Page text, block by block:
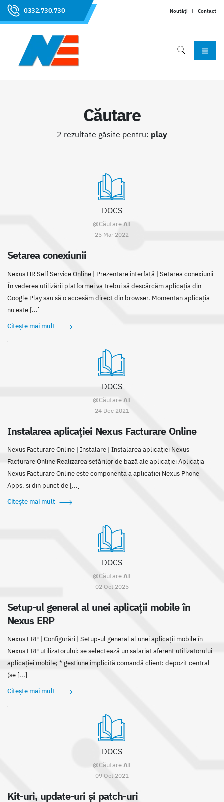
0332.730.730 Noutăți | Contact
Căutare
2 rezultate găsite pentru: play
DOCS
@CăutareAI
25 Mar 2022
Setarea conexiunii
Nexus HR Self Service Online | Prezentare interfaţă | Setarea conexiunii
În vederea utilizării platformei va trebui să descărcăm aplicația din
Google Play sau să o accesăm direct din browser. Momentan aplicația
nu este [...]
Citește mai mult
DOCS
@CăutareAI
24 Dec 2021
Instalarea aplicaţiei Nexus Facturare Online
Nexus Facturare Online | Instalare | Instalarea aplicației Nexus
Facturare Online Realizarea setărilor de bază ale aplicației Aplicația
Nexus Facturare Online este componenta a aplicatiei Nexus Phone
Apps, si din punct de [...]
Citește mai mult
DOCS
@CăutareAI
02 Oct 2025
Setup-ul general al unei aplicaţii mobile în
Nexus ERP
Nexus ERP | Configurări | Setup-ul general al unei aplicații mobile în
Nexus ERP utilizatorului: se selectează un salariat aferent utilizatorului
aplicației mobile; * gestiune implicită comandă client: depozit central
(se [...]
Citește mai mult
DOCS
@CăutareAI
09 Oct 2021
Kit-uri, update-uri şi patch-uri